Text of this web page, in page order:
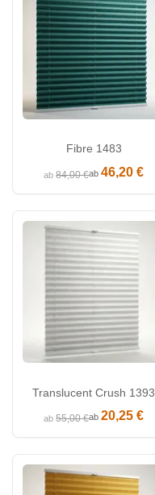
Fibre 1483
ab84,00 €ab46,20 €
Translucent Crush 1393
ab55,00 €ab20,25 €